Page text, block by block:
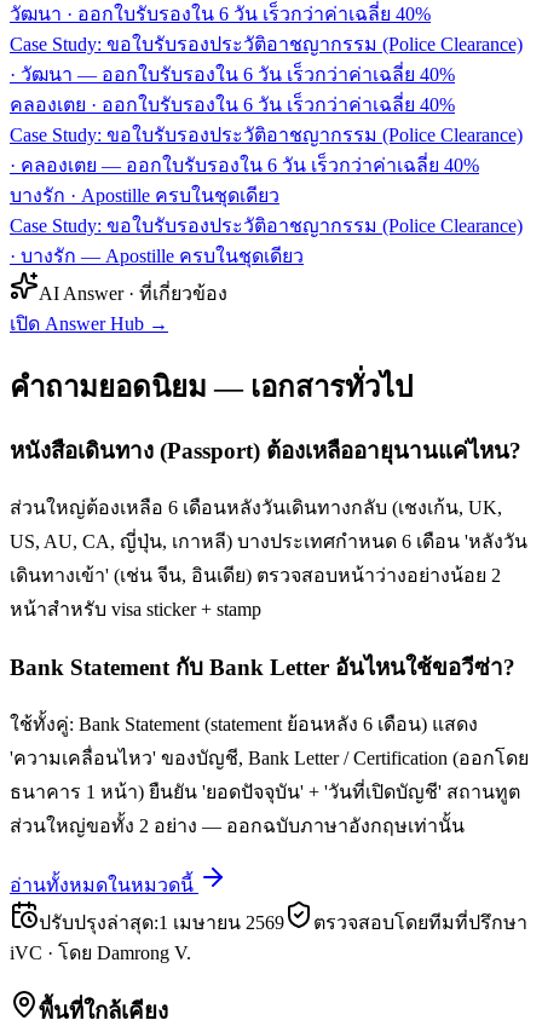
วัฒนา · ออกใบรับรองใน 6 วัน เร็วกว่าค่าเฉลี่ย 40%
Case Study: ขอใบรับรองประวัติอาชญากรรม (Police Clearance)
· วัฒนา — ออกใบรับรองใน 6 วัน เร็วกว่าค่าเฉลี่ย 40%
คลองเตย · ออกใบรับรองใน 6 วัน เร็วกว่าค่าเฉลี่ย 40%
Case Study: ขอใบรับรองประวัติอาชญากรรม (Police Clearance)
· คลองเตย — ออกใบรับรองใน 6 วัน เร็วกว่าค่าเฉลี่ย 40%
บางรัก · Apostille ครบในชุดเดียว
Case Study: ขอใบรับรองประวัติอาชญากรรม (Police Clearance)
· บางรัก — Apostille ครบในชุดเดียว
AI Answer · ที่เกี่ยวข้อง
เปิด Answer Hub →
คำถามยอดนิยม — เอกสารทั่วไป
หนังสือเดินทาง (Passport) ต้องเหลืออายุนานแค่ไหน?
ส่วนใหญ่ต้องเหลือ 6 เดือนหลังวันเดินทางกลับ (เชงเก้น, UK,
US, AU, CA, ญี่ปุ่น, เกาหลี) บางประเทศกำหนด 6 เดือน 'หลังวัน
เดินทางเข้า' (เช่น จีน, อินเดีย) ตรวจสอบหน้าว่างอย่างน้อย 2
หน้าสำหรับ visa sticker + stamp
Bank Statement กับ Bank Letter อันไหนใช้ขอวีซ่า?
ใช้ทั้งคู่: Bank Statement (statement ย้อนหลัง 6 เดือน) แสดง
'ความเคลื่อนไหว' ของบัญชี, Bank Letter / Certification (ออกโดย
ธนาคาร 1 หน้า) ยืนยัน 'ยอดปัจจุบัน' + 'วันที่เปิดบัญชี' สถานทูต
ส่วนใหญ่ขอทั้ง 2 อย่าง — ออกฉบับภาษาอังกฤษเท่านั้น
อ่านทั้งหมดในหมวดนี้
ปรับปรุงล่าสุด:1 เมษายน 2569
ตรวจสอบโดยทีมที่ปรึกษา
iVC · โดย Damrong V.
พื้นที่ใกล้เคียง